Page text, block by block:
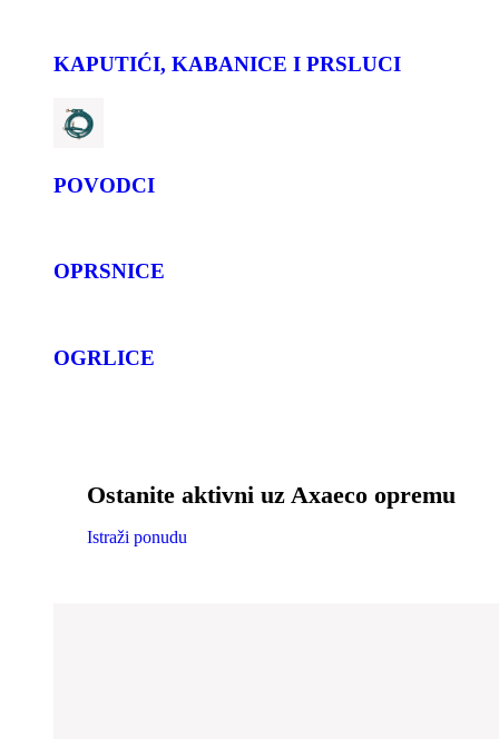
KAPUTIĆI, KABANICE I PRSLUCI
POVODCI
OPRSNICE
OGRLICE
Ostanite aktivni uz Axaeco opremu
Istraži ponudu